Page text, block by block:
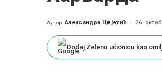
Posted
Аутор: Александра Цвјетић 26.
Dodaj Zelenu učionicu kao